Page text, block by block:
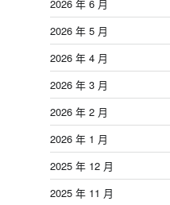
2026 年 6 月
2026 年 5 月
2026 年 4 月
2026 年 3 月
2026 年 2 月
2026 年 1 月
2025 年 12 月
2025 年 11 月